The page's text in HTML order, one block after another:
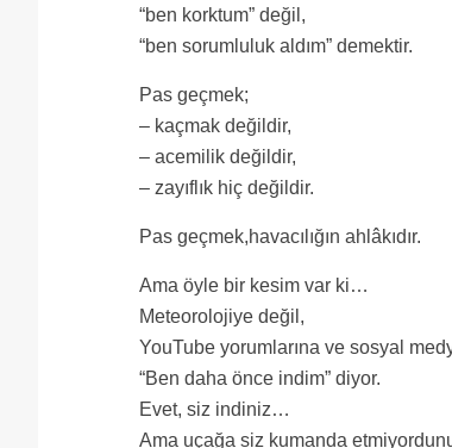
“ben korktum” değil,
“ben sorumluluk aldım” demektir.
Pas geçmek;
– kaçmak değildir,
– acemilik değildir,
– zayıflık hiç değildir.
Pas geçmek,havacılığın ahlâkıdır.
Ama öyle bir kesim var ki…
Meteorolojiye değil,
YouTube yorumlarına ve sosyal
“Ben daha önce indim” diyor.
Evet, siz indiniz…
Ama uçağa siz kumanda